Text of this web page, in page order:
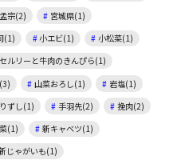
孟宗(2)
宮城県(1)
(1) 小エビ(1)
小松菜(1)
ルリーと牛肉のきんぴら(1)
山菜おろし(1)
岩塩(1)
ずし(1) 手羽先(2)
挽肉(2)
(1)
新キャベツ(1)
じゃがいも(1)